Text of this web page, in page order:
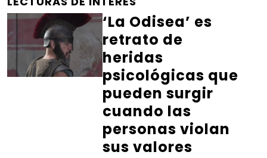
‘La Odisea’ es
retrato de
heridas
psicológicas que
pueden surgir
cuando las
personas violan
sus valores